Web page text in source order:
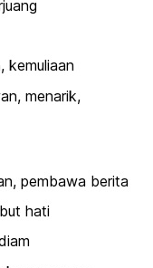
kemuliaan
menarik,
pembawa berita
hati